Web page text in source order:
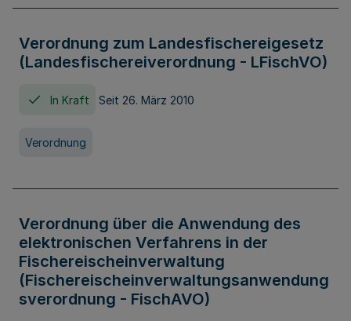
Verordnung zum Landesfischereigesetz
(Landesfischereiverordnung - LFischVO)
In Kraft Seit 26. März 2010
Verordnung
Verordnung über die Anwendung des
elektronischen Verfahrens in der
Fischereischeinverwaltung
(Fischereischeinverwaltungsanwendung
sverordnung - FischAVO)